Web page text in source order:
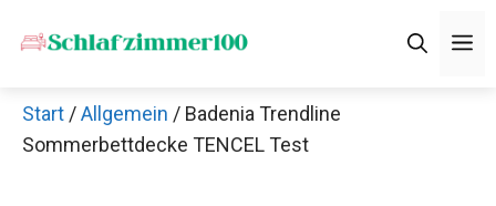
Inhalt
Start /Allgemein / Badenia Trendline
Sommerbettdecke TENCEL Test